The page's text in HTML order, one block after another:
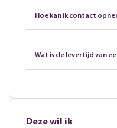
Hoe kan ik contact
Wat is de levertijd van
Deze wil ik